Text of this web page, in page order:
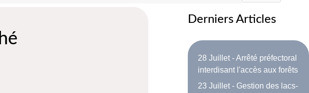
Derniers Articles
28 Juillet - Arrêté préfectoral
interdisant l'accès aux forêts
23 Juillet - Gestion des lacs-